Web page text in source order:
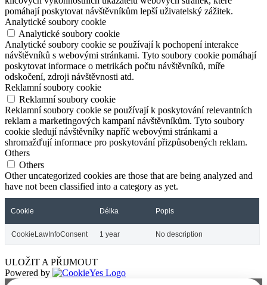
pomáhají poskytovat návštěvníkům lepší uživatelský zážitek.
Analytické soubory cookie
Analytické soubory cookie
Analytické soubory cookie se používají k pochopení interakce
návštěvníků s webovými stránkami. Tyto soubory cookie pomáhají
poskytovat informace o metrikách počtu návštěvníků, míře
odskočení, zdroji návštěvnosti atd.
Reklamní soubory cookie
Reklamní soubory cookie
Reklamní soubory cookie se používají k poskytování relevantních
reklam a marketingových kampaní návštěvníkům. Tyto soubory
cookie sledují návštěvníky napříč webovými stránkami a
shromažďují informace pro poskytování přizpůsobených reklam.
Others
Others
Other uncategorized cookies are those that are being analyzed and
have not been classified into a category as yet.
Cookie Délka Popis
CookieLawInfoConsent 1 year No description
ULOŽIT A PŘIJMOUT
Powered by